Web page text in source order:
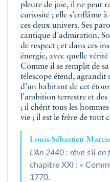
pleure de joie, il ne peut
curiosité ; elle s'enflâme
ces deux univers. Ses
cantique d'admiration.
de respect ; et dans ces
énergie, avec quelle
Comme il se remplit de
télescope étend, agrandit
d'un habitant de cet
l'ambition terrestre et des
; il chérit tous les
vie ; il est le frère de tout
Louis-Sébastien
L'An 2440 : rêve s'il en
chapitre XXI : «
1770.